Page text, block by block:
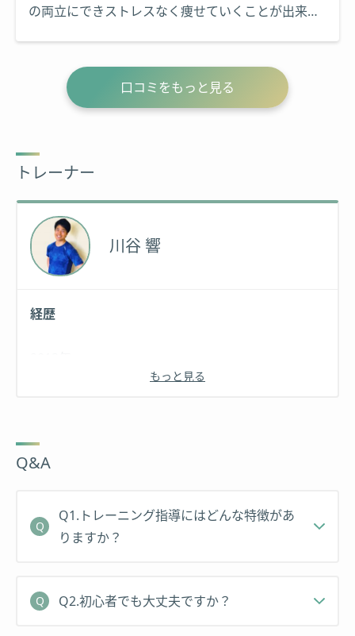
の両立にできストレスなく痩せていくことが出来ま
口コミをもっと見る
トレーナー
川谷 響
経歴
順天堂大学スポーツ健康科学部
自身もハンドボール部に所属し、選手として全国大
会にも出場する傍ら、チームのトレーナーとしても
2015年
験を積む。
もっと見る
Q&A
Q1.トレーニング指導にはどんな特徴があ
りますか？
Q2.初心者でも大丈夫ですか？